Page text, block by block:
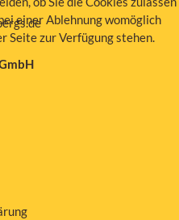
einer Ablehnung womöglich
Seite zur Verfügung stehen.